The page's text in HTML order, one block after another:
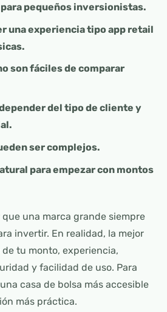
para pequeños inversionistas.
una experiencia tipo app retail
son fáciles de comparar
del tipo de cliente y
ser complejos.
para empezar con montos
una marca grande siempre
invertir. En realidad, la mejor
tu monto, experiencia,
y facilidad de uso. Para
casa de bolsa más accesible
más práctica.